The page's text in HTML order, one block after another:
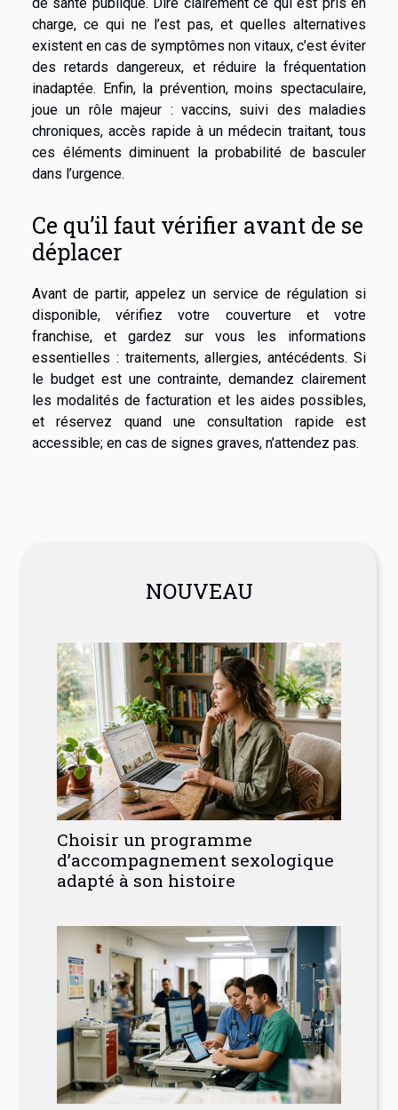
charge, ce qui ne l’est pas, et quelles alternatives
existent en cas de symptômes non vitaux, c’est éviter
des retards dangereux, et réduire la fréquentation
inadaptée. Enfin, la prévention, moins spectaculaire,
joue un rôle majeur : vaccins, suivi des maladies
chroniques, accès rapide à un médecin traitant, tous
ces éléments diminuent la probabilité de basculer
dans l’urgence.
Ce qu’il faut vérifier avant de se
déplacer
Avant de partir, appelez un service de régulation si
disponible, vérifiez votre couverture et votre
franchise, et gardez sur vous les informations
essentielles : traitements, allergies, antécédents. Si
le budget est une contrainte, demandez clairement
les modalités de facturation et les aides possibles,
et réservez quand une consultation rapide est
accessible; en cas de signes graves, n’attendez pas.
NOUVEAU
Choisir un programme
d’accompagnement sexologique
adapté à son histoire